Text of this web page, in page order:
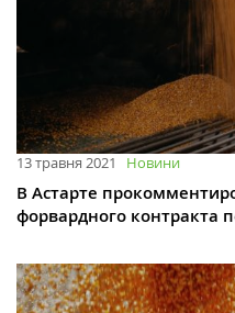
13 травня 2021 Новини
В Астарте
форвардного контракта